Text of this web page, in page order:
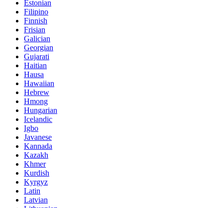
Estonian
Filipino
Finnish
Frisian
Galician
Georgian
Gujarati
Haitian
Hausa
Hawaiian
Hebrew
Hmong
Hungarian
Icelandic
Igbo
Javanese
Kannada
Kazakh
Khmer
Kurdish
Kyrgyz
Latin
Latvian